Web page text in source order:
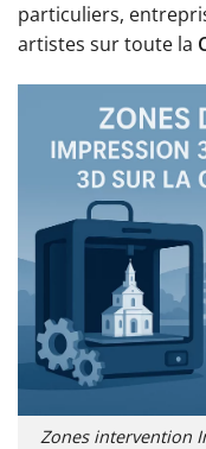
particuliers,
artistes sur toute la
Zones intervention